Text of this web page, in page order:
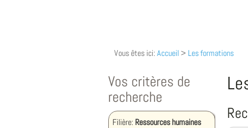
Vous êtes ici: Accueil > Les formations
Vos critères de
recherche
Filière: Ressources humaines